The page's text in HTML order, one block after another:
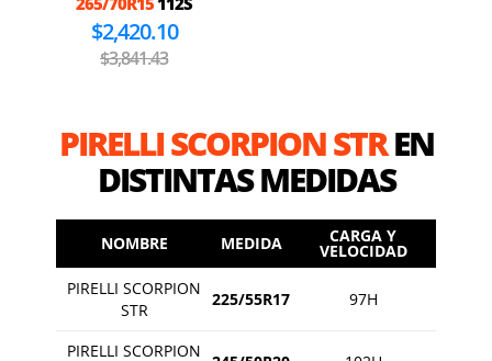
$2,420.10
$3,841.43
PIRELLI SCORPION STREN
DISTINTAS MEDIDAS
NOMBRE MEDIDA CARGA Y
VELOCIDAD
PIRELLI SCORPION
STR
225/55R17 97H
PIRELLI SCORPION